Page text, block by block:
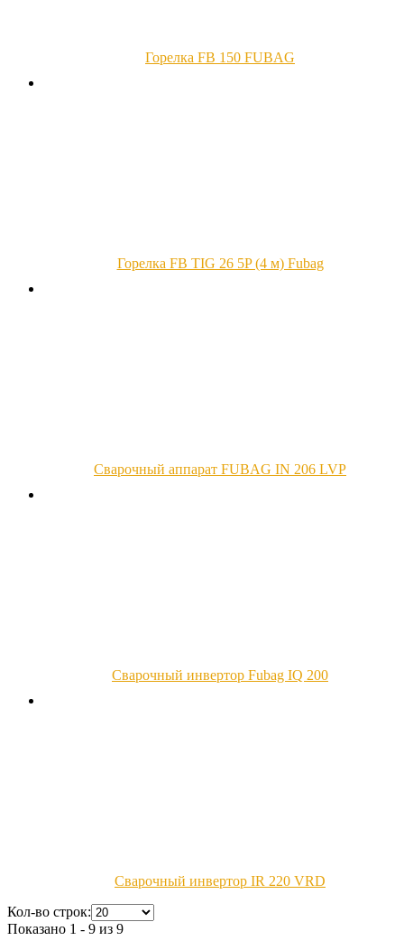
Горелка FB 150 FUBAG
Горелка FB TIG 26 5P (4 м) Fubag
Сварочный аппарат FUBAG IN 206 LVP
Сварочный инвертор Fubag IQ 200
Сварочный инвертор IR 220 VRD
Кол-во строк:
Показано 1 - 9 из 9